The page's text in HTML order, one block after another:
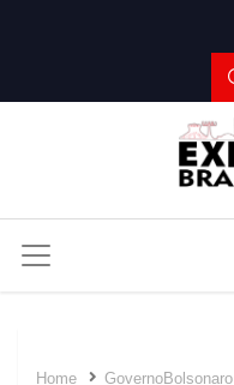
Home GovernoBolsonaro